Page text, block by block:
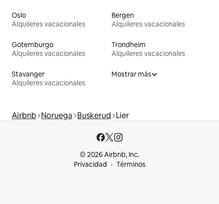
Oslo
Alquileres vacacionales
Bergen
Alquileres vacacionales
Gotemburgo
Alquileres vacacionales
Trondheim
Alquileres vacacionales
Stavanger
Alquileres vacacionales
Mostrar más
Airbnb Noruega Buskerud Lier
© 2026 Airbnb, Inc.
Privacidad
Términos